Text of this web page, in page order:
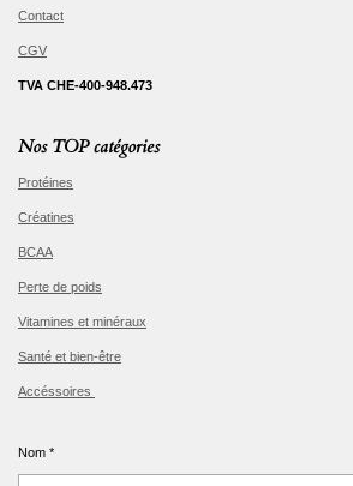
Contact
CGV
TVA CHE-400-948.473
Nos TOP catégories
Protéines
Créatines
BCAA
Perte de poids
Vitamines et minéraux
Santé et bien-être
Accéssoires
Nom *